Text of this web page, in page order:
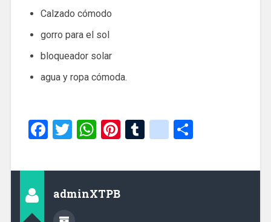
Calzado cómodo
gorro para el sol
bloqueador solar
agua y ropa cómoda.
Facebook
Twitter
WhatsApp
Pinterest
TumblrShare
adminXTPB